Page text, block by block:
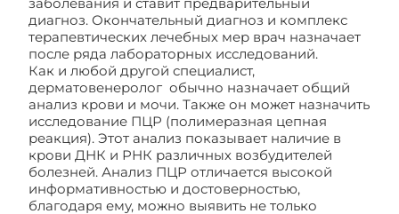
диагноз. Окончательный диагноз и комплекс
терапевтических лечебных мер врач назначает
после ряда лабораторных исследований.
Как и любой другой специалист,
дерматовенеролог обычно назначает общий
анализ крови и мочи. Также он может назначить
исследование ПЦР (полимеразная цепная
реакция). Этот анализ показывает наличие в
крови ДНК и РНК различных возбудителей
болезней. Анализ ПЦР отличается высокой
информативностью и достоверностью,
благодаря ему, можно выявить не только